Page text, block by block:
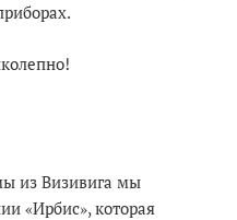
из Визивига мы
«Ирбис», которая